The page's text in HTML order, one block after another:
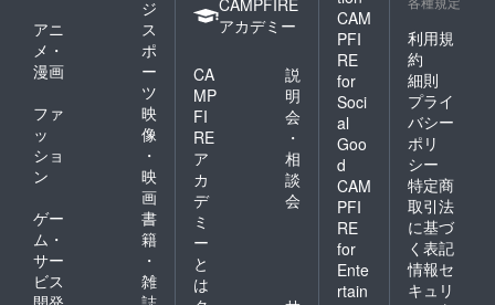
ジ
アニ
メ・
漫画
ス
ポ
ー
ツ
ファ
ッ
ショ
ン
映
像
・
映
画
ゲー
ム・
サー
ビス
書
籍
・
雑
アカデミー
CA
MP
FI
RE
ア
カ
デ
ミ
ー
と
は
説
明
会
・
相
談
会
CAM
PFI
RE
for
Soci
al
Goo
d
CAM
PFI
RE
for
Ente
rtain
利用規
約
細則
プライ
バシー
ポリ
シー
特定商
取引法
に基づ
く表記
情報セ
キュリ